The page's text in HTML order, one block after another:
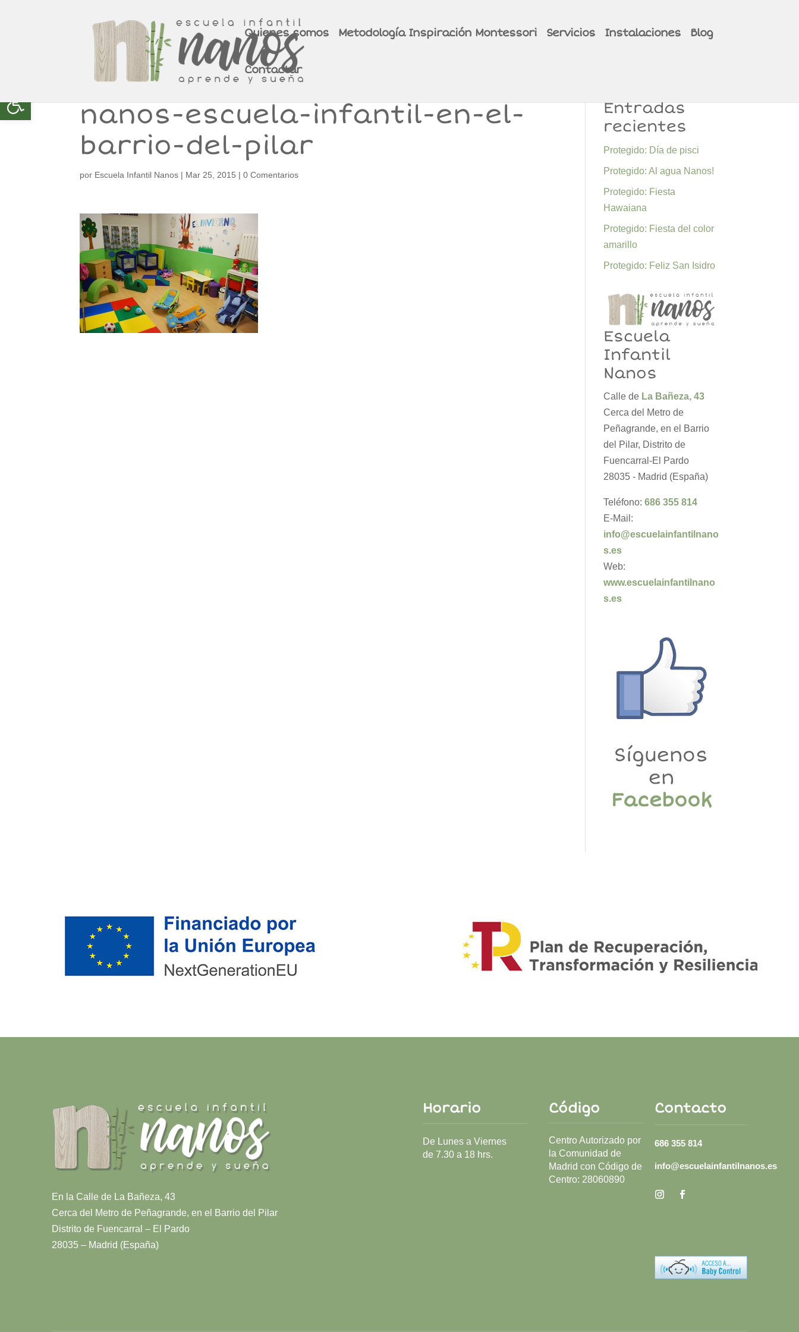
Quienes somos Metodología Inspiración Montessori Servicios Instalaciones Blog
Contactar
nanos-escuela-infantil-en-el-
barrio-del-pilar
por Escuela Infantil Nanos | Mar 25, 2015 |0 Comentarios
Entradas
recientes
Protegido: Día de pisci
Protegido: Al agua Nanos!
Protegido: Fiesta
Hawaiana
Protegido: Fiesta del color
amarillo
Protegido: Feliz San Isidro
Escuela
Infantil
Nanos
Calle de La Bañeza, 43
Cerca del Metro de
Peñagrande, en el Barrio
del Pilar, Distrito de
Fuencarral-El Pardo
28035 - Madrid (España)
Teléfono:686 355 814
E-Mail:
info@escuelainfantilnano
s.es
Web:
www.escuelainfantilnano
s.es
Síguenos
en
Facebook
En la Calle de La Bañeza, 43
Cerca del Metro de Peñagrande, en el Barrio del Pilar
Distrito de Fuencarral – El Pardo
28035 – Madrid (España)
Horario
De Lunes a Viernes
de 7.30 a 18 hrs.
Código
Centro Autorizado por
la Comunidad de
Madrid con Código de
Centro: 28060890
Contacto
686 355 814
info@escuelainfantilnanos.es